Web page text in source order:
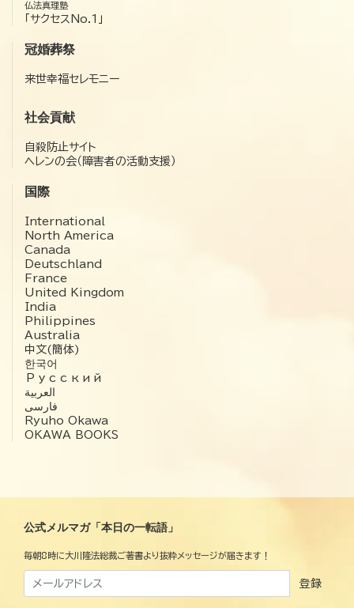
仏法真理塾
「サクセスNo.1」
冠婚葬祭
来世幸福セレモニー
社会貢献
自殺防止サイト
ヘレンの会（障害者の活動支援）
国際
International
North America
Canada
Deutschland
France
United Kingdom
India
Philippines
Australia
中文(簡体)
한국어
Русский
العربية‏
فارسی
Ryuho Okawa
OKAWA BOOKS
公式メルマガ「本日の一転語」
毎朝8時に大川隆法総裁ご著書より抜粋メッセージが届きます！
登録